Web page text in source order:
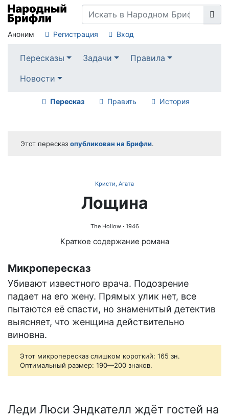
Аноним Регистрация Вход
Пересказы Задачи
Правила
Новости
Пересказ Править История
Этот пересказ опубликован на Брифли.
Кристи, Агата
Лощина
The Hollow· 1946
Краткое содержание романа
Микропересказ
Убивают известного врача. Подозрение
падает на его жену. Прямых улик нет, все
пытаются её спасти, но знаменитый детектив
выясняет, что женщина действительно
виновна.
Этот микропересказ слишком короткий: 165 зн.
Оптимальный размер: 190—200 знаков.
Леди Люси Эндкателл ждёт гостей на